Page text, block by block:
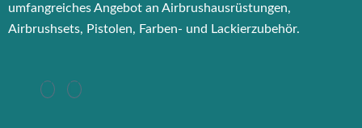
Reinigung & Pflege
Luftreinigung & Filter
umfangreiches Angebot an Airbrushausrüstungen,
Airbrushsets, Pistolen, Farben- und Lackierzubehör.